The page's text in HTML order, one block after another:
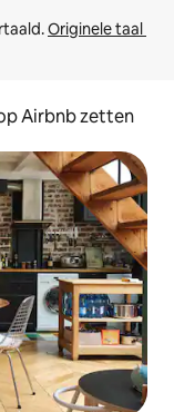
Originele taal
Airbnb zetten